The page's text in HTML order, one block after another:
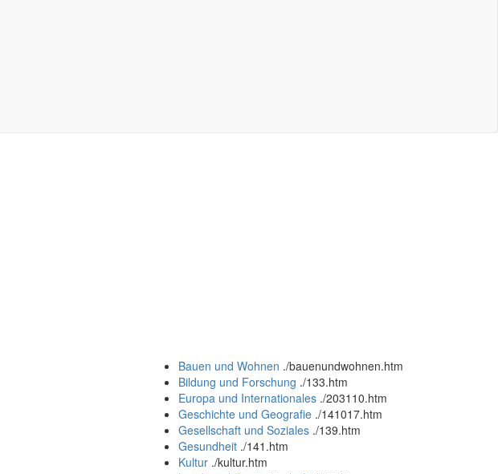
Bauen und Wohnen ./bauenundwohnen.htm
Bildung und Forschung ./133.htm
Europa und Internationales ./203110.htm
Geschichte und Geografie ./141017.htm
Gesellschaft und Soziales ./139.htm
Gesundheit ./141.htm
Kultur ./kultur.htm